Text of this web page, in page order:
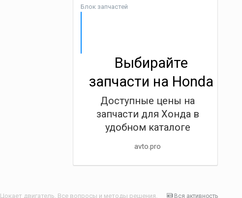
Блок запчастей
Выбирайте
запчасти на Honda
Доступные цены на
запчасти для Хонда в
удобном каталоге
avto.pro
Вся активность
Цокает двигатель. Все вопросы и методы решения.